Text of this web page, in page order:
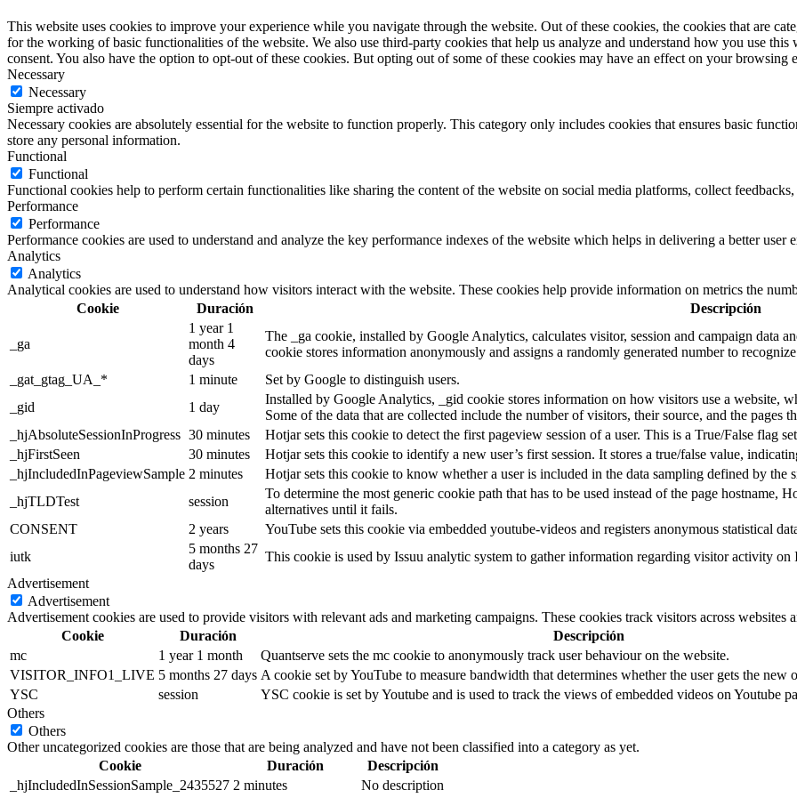
This website uses cookies to improve your experience while you navigate through the website. Out of these cookies, the cookies that are
for the working of basic functionalities of the website. We also use third-party cookies that help us analyze and understand how you use
consent. You also have the option to opt-out of these cookies. But opting out of some of these cookies may have an effect on your browsing
Necessary
Necessary
Siempre activado
Necessary cookies are absolutely essential for the website to function properly. This category only includes cookies that ensures basic
store any personal information.
Functional
Functional
Functional cookies help to perform certain functionalities like sharing the content of the website on social media platforms, collect
Performance
Performance
Performance cookies are used to understand and analyze the key performance indexes of the website which helps in delivering a better user
Analytics
Analytics
Analytical cookies are used to understand how visitors interact with the website. These cookies help provide information on metrics the
Cookie
Duración Descripción
_ga
1 year 1
month 4
days
The _ga cookie, installed by Google Analytics, calculates visitor, session and campaign data
cookie stores information anonymously and assigns a randomly generated number to
_gat_gtag_UA_*
1 minute
Set by Google to distinguish users.
_gid
1 day
Installed by Google Analytics, _gid cookie stores information on how visitors use a website,
Some of the data that are collected include the number of visitors, their source, and the pages
_hjAbsoluteSessionInProgress 30 minutes
Hotjar sets this cookie to detect the first pageview session of a user. This is a True/False flag
_hjFirstSeen
30 minutes
Hotjar sets this cookie to identify a new user’s first session. It stores a true/false value,
_hjIncludedInPageviewSample 2 minutes
Hotjar sets this cookie to know whether a user is included in the data sampling defined by the
_hjTLDTest
session
To determine the most generic cookie path that has to be used instead of the page
alternatives until it fails.
CONSENT
2 years
YouTube sets this cookie via embedded youtube-videos and registers anonymous statistical
iutk
5 months 27
days
This cookie is used by Issuu analytic system to gather information regarding visitor activity on
Advertisement
Advertisement
Advertisement cookies are used to provide visitors with relevant ads and marketing campaigns. These cookies track visitors across
Cookie
Duración
Descripción
mc
1 year 1 month
Quantserve sets the mc cookie to anonymously track user behaviour on the website.
VISITOR_INFO1_LIVE 5 months 27 days A cookie set by YouTube to measure bandwidth that determines whether the user gets the new
YSC
session
YSC cookie is set by Youtube and is used to track the views of embedded videos on Youtube
Others
Others
Other uncategorized cookies are those that are being analyzed and have not been classified into a category as yet.
Cookie
Duración
Descripción
_hjIncludedInSessionSample_2435527 2 minutes
No description